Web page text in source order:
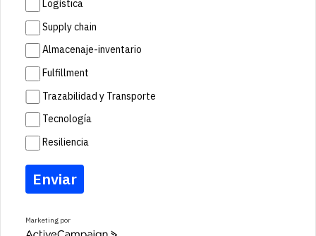
Logística
Supply chain
Almacenaje-inventario
Fulfillment
Trazabilidad y Transporte
Tecnología
Resiliencia
Enviar
Marketing por